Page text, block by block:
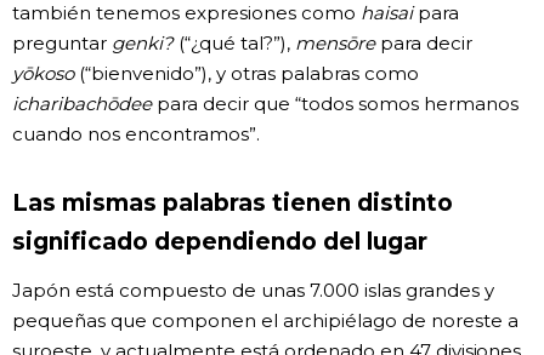
también tenemos expresiones como haisaipara
preguntar genki?(“¿qué tal?”), mensōrepara decir
yōkoso(“bienvenido”), y otras palabras como
icharibachōdeepara decir que “todos somos hermanos
cuando nos encontramos”.
Las mismas palabras tienen distinto
significado dependiendo del lugar
Japón está compuesto de unas 7.000 islas grandes y
pequeñas que componen el archipiélago de noreste a